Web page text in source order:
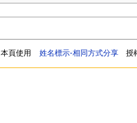
本頁使用 姓名標示-相同方式分享 授